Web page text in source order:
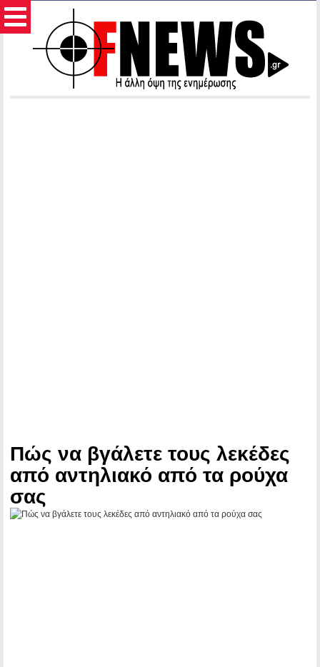
Πώς να βγάλετε τους λεκέδες
από αντηλιακό από τα ρούχα
σας